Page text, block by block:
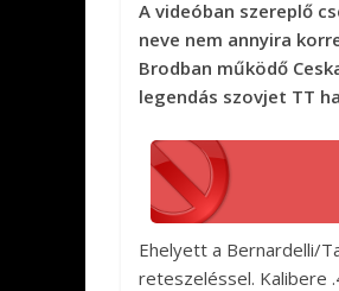
A videóban szereplő
neve nem annyira
Brodban működő
legendás szovjet TT
Ehelyett a Bernardelli/
reteszeléssel. Kalibere